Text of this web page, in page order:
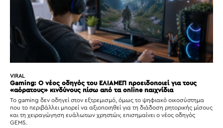
VIRAL
Gaming: Ο νέος οδηγός του ΕΛΙΑΜΕΠ προειδοποιεί για τους
«αόρατους» κινδύνους πίσω από τα online παιχνίδια
Το gaming δεν οδηγεί στον εξτρεμισμό, όμως το ψηφιακό οικοσύστημα
που το περιβάλλει μπορεί να αξιοποιηθεί για τη διάδοση ρητορικής μίσους
και τη χειραγώγηση ευάλωτων χρηστών, επισημαίνει ο νέος οδηγός
GEMS.